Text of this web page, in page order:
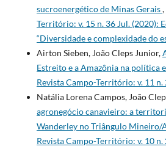
sucroenergético de Minas Gerais,
Território: v. 15 n. 36 Jul. (2020):
“Diversidade e complexidade do
Airton Sieben, João Cleps Junior,
Estreito e a Amazônia na política
Revista Campo-Território: v. 11 n.
Natália Lorena Campos, João
agronegócio canavieiro: a
Wanderley no Triângulo Mineiro/
Revista Campo-Território: v. 10 n.